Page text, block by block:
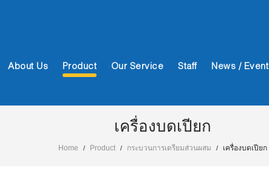
About Us Product Our Service Staff News / Event
เครื่องบดเปียก
Home / Product / กระบวนการเตรียมส่วนผสม / เครื่องบดเปียก